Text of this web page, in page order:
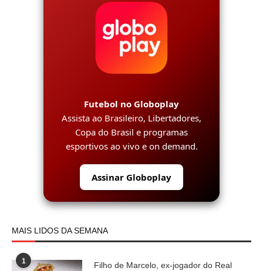
Futebol no Globoplay
Assista ao Brasileiro, Libertadores,
Copa do Brasil e programas
esportivos ao vivo e on demand.
Assinar Globoplay
MAIS LIDOS DA SEMANA
1
Filho de Marcelo, ex-jogador do Real